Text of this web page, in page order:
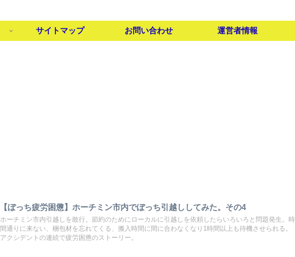
サイトマップ お問い合わせ 運営者情報
【ぼっち疲労困憊】ホーチミン市内でぼっち引越ししてみた。その4
ホーチミン市内引越しを敢行。節約のためにローカルに引越しを依頼したらいろいろと問題発生。時
間通りに来ない、梱包材を忘れてくる、搬入時間に間に合わなくなり1時間以上も待機させられる。
アクシデントの連続で疲労困憊のストーリー。